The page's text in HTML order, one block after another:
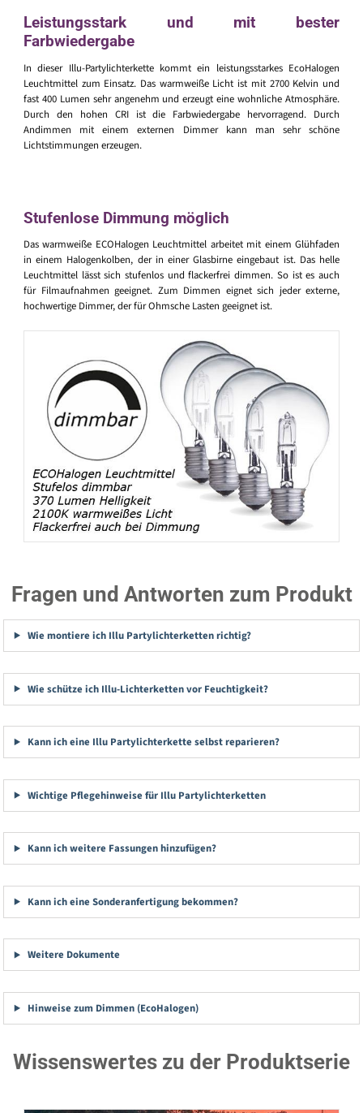
Leistungsstark und mit bester
Farbwiedergabe
In dieser Illu-Partylichterkette kommt ein leistungsstarkes EcoHalogen
Leuchtmittel zum Einsatz. Das warmweiße Licht ist mit 2700 Kelvin und
fast 400 Lumen sehr angenehm und erzeugt eine wohnliche Atmosphäre.
Durch den hohen CRI ist die Farbwiedergabe hervorragend. Durch
Andimmen mit einem externen Dimmer kann man sehr schöne
Lichtstimmungen erzeugen.
Stufenlose Dimmung möglich
Das warmweiße ECOHalogen Leuchtmittel arbeitet mit einem Glühfaden
in einem Halogenkolben, der in einer Glasbirne eingebaut ist. Das helle
Leuchtmittel lässt sich stufenlos und flackerfrei dimmen. So ist es auch
für Filmaufnahmen geeignet. Zum Dimmen eignet sich jeder externe,
hochwertige Dimmer, der für Ohmsche Lasten geeignet ist.
Fragen und Antworten zum Produkt
Wie montiere ich Illu Partylichterketten richtig?
Wie schütze ich Illu-Lichterketten vor Feuchtigkeit?
Kann ich eine Illu Partylichterkette selbst reparieren?
Wichtige Pflegehinweise für Illu Partylichterketten
Kann ich weitere Fassungen hinzufügen?
Kann ich eine Sonderanfertigung bekommen?
Weitere Dokumente
Hinweise zum Dimmen (EcoHalogen)
Wissenswertes zu der Produktserie